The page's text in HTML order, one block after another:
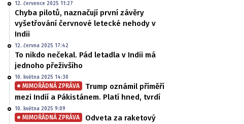
12. července 2025 11:27
Chyba pilotů, naznačují první závěry
vyšetřování červnové letecké nehody v
Indii
12. června 2025 17:42
To nikdo nečekal. Pád letadla v Indii má
jednoho přeživšího
10. května 2025 14:30
MIMOŘÁDNÁ ZPRÁVA
Trump oznámil příměří
mezi Indií a Pákistánem. Platí hned, tvrdí
10. května 2025 9:09
MIMOŘÁDNÁ ZPRÁVA
Odveta za raketový